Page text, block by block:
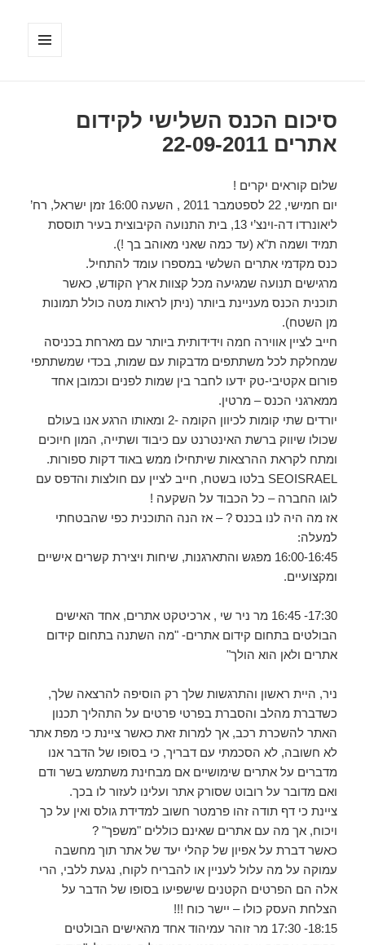
סיכום הכנס השלישי לקידום
אתרים 22-09-2011
שלום קוראים יקרים !
יום חמישי, 22 לספטמבר 2011 , השעה 16:00 זמן ישראל, רח’
ליאונרדו דה-וינצ’י 13, בית התנועה הקיבוצית בעיר תוססת
תמיד ושמה ת"א (עד כמה שאני מאוהב בך !).
כנס מקדמי אתרים השלשי במספרו עומד להתחיל.
מרגישים תנועה שמגיעה מכל קצוות ארץ הקודש, כאשר
תוכנית הכנס מעניינת ביותר (ניתן לראות מטה כולל תמונות
מן השטח).
חייב לציין אווירה חמה וידידותית ביותר עם מארחת בכניסה
שמחלקת לכל משתתפים מדבקות עם שמות, בכדי שמשתתפי
פורום אקטיבי-טק ידעו לחבר בין שמות לפנים וכמובן אחד
ממארגני הכנס – מרטין.
יורדים שתי קומות לכיוון הקומה -2 ומאותו הרגע אנו בעולם
שכולו שיווק ברשת האינטרנט עם כיבוד ושתייה, המון חיוכים
ומתח לקראת ההרצאות שיתחילו ממש באוד דקות ספורות.
SEOISRAEL בלטו בשטח, חייב לציין עם חולצות והדפס עם
לוגו החברה – כל הכבוד על השקעה !
אז מה היה לנו בכנס ? – אז הנה התוכנית כפי שהבטחתי
למעלה:
16:00-16:45 מפגש והתארגנות, שיחות ויצירת קשרים אישיים
ומקצועיים.
17:30- 16:45 מר ניר שי , ארכיטקט אתרים, אחד האישים
הבולטים בתחום קידום אתרים- "מה השתנה בתחום קידום
אתרים ולאן הוא הולך"
ניר, היית ראשון והתרגשות שלך רק הוסיפה להרצאה שלך,
כשדברת מהלב והסברת בפרטי פרטים על התהליך תכנון
האתר להשכרת רכב, אך למרות זאת כאשר ציינת כי מפת אתר
לא חשובה, לא הסכמתי עם דבריך, כי בסופו של הדבר אנו
מדברים על אתרים שימושיים אם מבחינת משתמש בשר ודם
ואם מדובר על רובוט שסורק אתר ועלינו לעזור לו בכך.
ציינת כי דף תודה זהו פרמטר חשוב למדידת גולס ואין על כך
ויכוח, אך מה עם אתרים שאינם כוללים "משפך" ?
כאשר דברת על אפיון של קהלי יעד של אתר תוך מחשבה
עמוקה על מה עלול לעניין או להבריח לקוח, נגעת ללבי, הרי
אלה הם הפרטים הקטנים שישפיעו בסופו של הדבר על
הצלחת העסק כולו – יישר כוח !!!
18:15- 17:30 מר זוהר עמיהוד אחד מהאישים הבולטים